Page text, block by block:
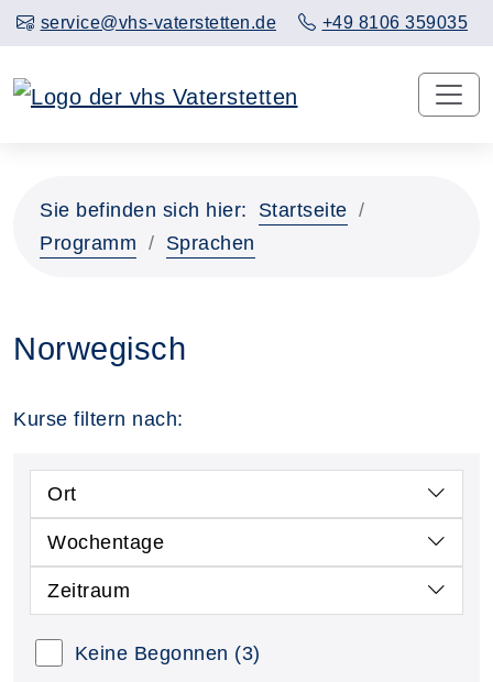
service@vhs-vaterstetten.de +49 8106 359035
Sie befinden sich hier:
Startseite
Programm
Sprachen
Norwegisch
Kurse filtern nach:
Ort
Wochentage
Zeitraum
Keine Begonnen (3)